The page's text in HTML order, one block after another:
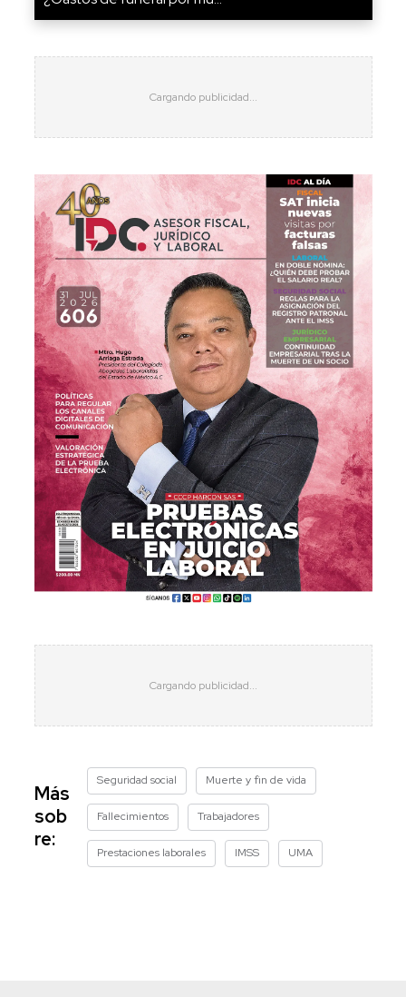
Más
sob
re:
Seguridad social Muerte y fin de vida
Fallecimientos Trabajadores
Prestaciones laborales IMSS UMA